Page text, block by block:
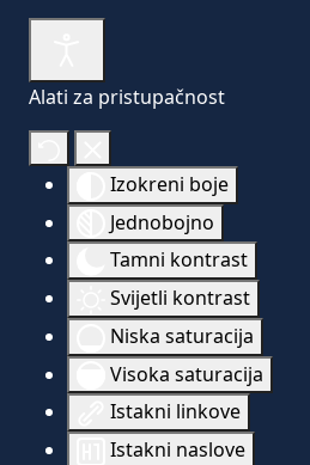
Alati za pristupačnost
Izokreni boje
Jednobojno
Tamni kontrast
Svijetli kontrast
Niska saturacija
Visoka saturacija
Istakni linkove
Istakni naslove